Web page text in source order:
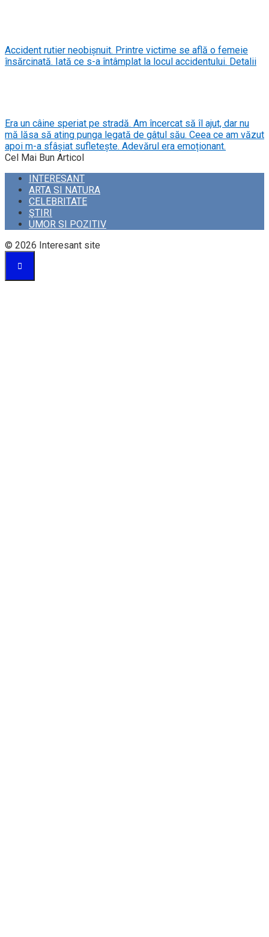
Accident rutier neobișnuit. Printre victime se află o femeie
însărcinată. Iată ce s-a întâmplat la locul accidentului. Detalii
Era un câine speriat pe stradă. Am încercat să îl ajut, dar nu
mă lăsa să ating punga legată de gâtul său. Ceea ce am văzut
apoi m-a sfâșiat sufletește. Adevărul era emoționant.
Cel Mai Bun Articol
INTERESANT
ARTA SI NATURA
CELEBRITATE
ŞTIRI
UMOR SI POZITIV
© 2026 Interesant site